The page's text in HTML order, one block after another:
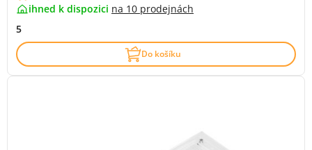
ihned k dispozici na 10 prodejnách
5
Do košíku